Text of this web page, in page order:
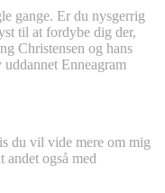
gange. Er du nysgerrig
til at fordybe dig der,
Christensen og hans
uddannet Enneagram
du vil vide mere om mig
andet også med